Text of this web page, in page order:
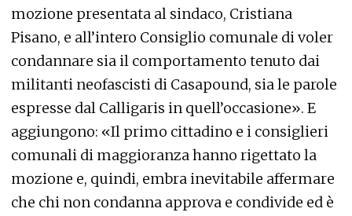
mozione presentata al sindaco, Cristiana
Pisano, e all’intero Consiglio comunale di voler
condannare sia il comportamento tenuto dai
militanti neofascisti di Casapound, sia le parole
espresse dal Calligaris in quell’occasione». E
aggiungono: «Il primo cittadino e i consiglieri
comunali di maggioranza hanno rigettato la
mozione e, quindi, embra inevitabile affermare
che chi non condanna approva e condivide ed è